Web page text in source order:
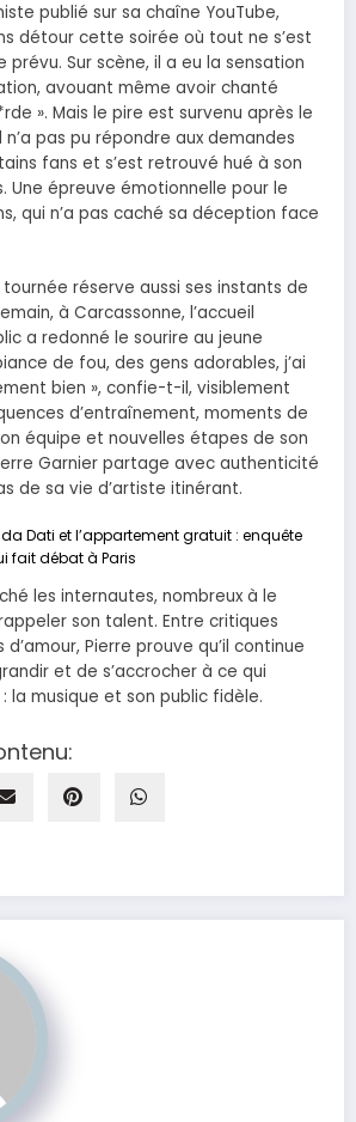
publié sur sa chaîne YouTube,
détour cette soirée où tout ne s’est
prévu. Sur scène, il a eu la sensation
avouant même avoir chanté
». Mais le pire est survenu après le
pas pu répondre aux demandes
fans et s’est retrouvé hué à son
Une épreuve émotionnelle pour le
qui n’a pas caché sa déception face
réserve aussi ses instants de
à Carcassonne, l’accueil
a redonné le sourire au jeune
de fou, des gens adorables, j’ai
bien », confie-t-il, visiblement
d’entraînement, moments de
équipe et nouvelles étapes de son
Garnier partage avec authenticité
de sa vie d’artiste itinérant.
Dati et l’appartement gratuit : enquête
fait débat à Paris
les internautes, nombreux à le
son talent. Entre critiques
Pierre prouve qu’il continue
et de s’accrocher à ce qui
la musique et son public fidèle.